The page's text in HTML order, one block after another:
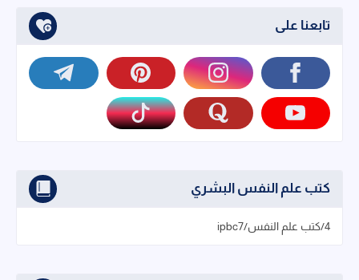
تابعنا على
كتب علم النفس البشري
4/كتب علم النفس/ipbc7